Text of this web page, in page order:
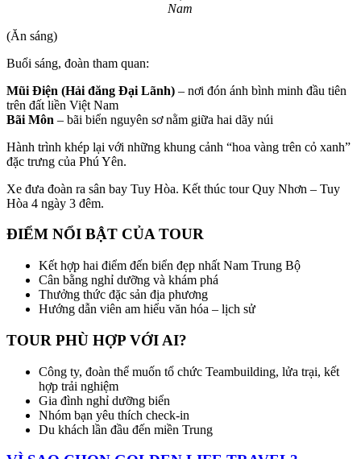
Nam
(Ăn sáng)
Buổi sáng, đoàn tham quan:
Mũi Điện (Hải đăng Đại Lãnh) – nơi đón ánh bình minh đầu tiên
trên đất liền Việt Nam
Bãi Môn – bãi biển nguyên sơ nằm giữa hai dãy núi
Hành trình khép lại với những khung cảnh “hoa vàng trên cỏ xanh”
đặc trưng của Phú Yên.
Xe đưa đoàn ra sân bay Tuy Hòa. Kết thúc tour Quy Nhơn – Tuy
Hòa 4 ngày 3 đêm.
ĐIỂM NỔI BẬT CỦA TOUR
Kết hợp hai điểm đến biển đẹp nhất Nam Trung Bộ
Cân bằng nghỉ dưỡng và khám phá
Thưởng thức đặc sản địa phương
Hướng dẫn viên am hiểu văn hóa – lịch sử
TOUR PHÙ HỢP VỚI AI?
Công ty, đoàn thể muốn tổ chức Teambuilding, lửa trại, kết
hợp trải nghiệm
Gia đình nghỉ dưỡng biển
Nhóm bạn yêu thích check-in
Du khách lần đầu đến miền Trung